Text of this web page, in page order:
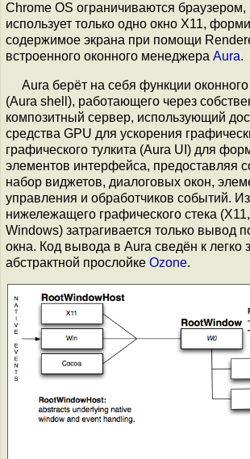
Chrome OS ограничиваются браузером,
использует только одно окно X11,
содержимое экрана при помощи
встроенного оконного менеджера Aura.
Aura берёт на себя функции
(Aura shell), работающего через
композитный сервер, использующий
средства GPU для ускорения
графического тулкита (Aura UI) для
элементов интерфейса, предоставляя
набор виджетов, диалоговых окон,
управления и обработчиков событий.
нижележащего графического стека
Windows) затрагивается только вывод
окна. Код вывода в Aura сведён к легко
абстрактной прослойке Ozone.